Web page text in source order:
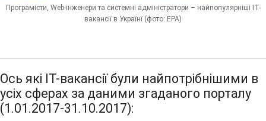
Програмісти, Web-інженери та системні адміністратори – найпопулярніші IT-
вакансії в Українї (фото: EPA)
Ось які IT-вакансії були найпотрібнішими в
усіх сферах за даними згаданого порталу
(1.01.2017-31.10.2017):